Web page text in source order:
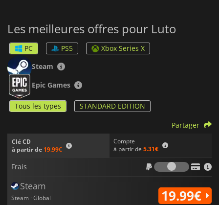
Les meilleures offres pour Luto
PC PS5
Xbox Series X
Steam
Epic Games
Tous les types STANDARD EDITION
Clé CD
à partir de 19.99€
Compte
à partir de 5.31€
Partager
Frais
Frais
Steam
Steam · Global 19.99€